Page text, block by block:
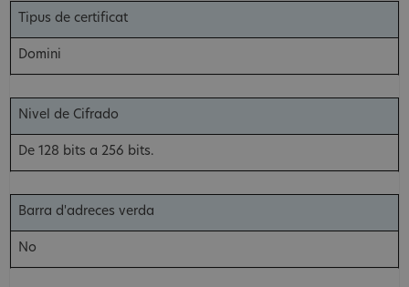
Tipus de certificat
Domini
Nivel de Cifrado
De 128 bits a 256 bits.
Barra d'adreces verda
No